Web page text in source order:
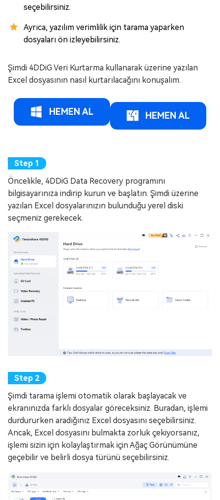
seçebilirsiniz.
Ayrıca, yazılım verimlilik için tarama yaparken
dosyaları ön izleyebilirsiniz.
Şimdi 4DDiG Veri Kurtarma kullanarak üzerine yazılan
Excel dosyasının nasıl kurtarılacağını konuşalım.
HEMEN AL HEMEN AL
Öncelikle, 4DDiG Data Recovery programını
bilgisayarınıza indirip kurun ve başlatın. Şimdi üzerine
yazılan Excel dosyalarınızın bulunduğu yerel diski
seçmeniz gerekecek.
Şimdi tarama işlemi otomatik olarak başlayacak ve
ekranınızda farklı dosyalar göreceksiniz. Buradan, işlemi
durdururken aradığınız Excel dosyasını seçebilirsiniz.
Ancak, Excel dosyasını bulmakta zorluk çekiyorsanız,
işlemi sizin için kolaylaştırmak için Ağaç Görünümüne
geçebilir ve belirli dosya türünü seçebilirsiniz.